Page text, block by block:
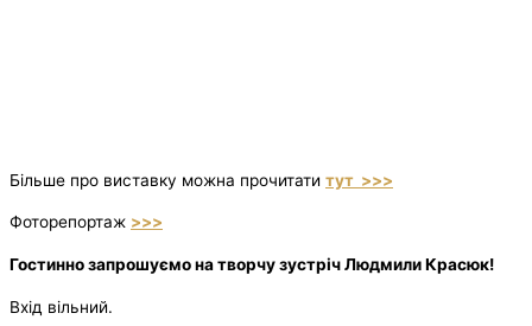
Більше про виставку можна прочитати тут >>>
Фоторепортаж >>>
Гостинно запрошуємо на творчу зустріч Людмили Красюк!
Вхід вільний.